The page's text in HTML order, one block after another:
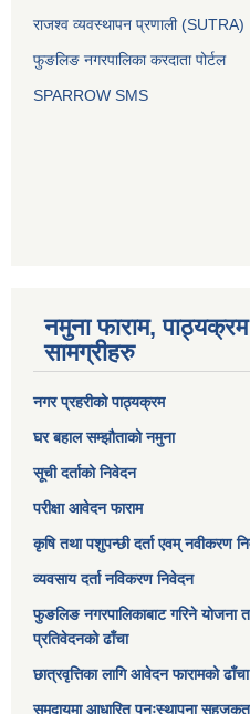
राजश्व व्यवस्थापन प्रणाली (SUTRA)
फुङलिङ नगरपालिका करदाता पोर्टल
SPARROW SMS
नमुना फाराम,
सामग्रीहरु
नगर प्रहरीको पाठ्यक्रम
घर बहाल सम्झौताको नमुना
सूची दर्ताको निवेदन
परीक्षा आवेदन फाराम
कृषि तथा पशुपन्छी दर्ता एवम् नवीकरण
व्यवसाय दर्ता नविकरण निवेदन
फुङलिङ नगरपालिकाबाट गरिने योजना
प्रतिवेदनको ढाँचा
छात्रवृत्तिका लागि आवेदन फारामको ढाँचा
समुदायमा आधारित पुनःस्थापना